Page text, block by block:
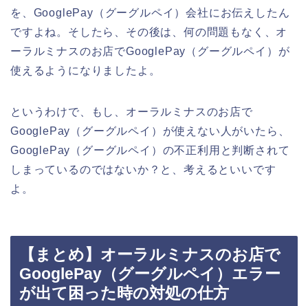
を、GooglePay（グーグルペイ）会社にお伝えしたん
ですよね。そしたら、その後は、何の問題もなく、オ
ーラルミナスのお店でGooglePay（グーグルペイ）が
使えるようになりましたよ。
というわけで、もし、オーラルミナスのお店で
GooglePay（グーグルペイ）が使えない人がいたら、
GooglePay（グーグルペイ）の不正利用と判断されて
しまっているのではないか？と、考えるといいです
よ。
【まとめ】オーラルミナスのお店で
GooglePay（グーグルペイ）エラー
が出て困った時の対処の仕方